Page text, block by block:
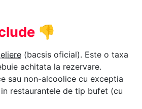
👎
(bacsis oficial). Este o taxa
achitata la rezervare.
sau non-alcoolice cu exceptia
restaurantele de tip bufet (cu